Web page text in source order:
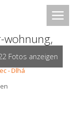
wohnung,
Fotos anzeigen